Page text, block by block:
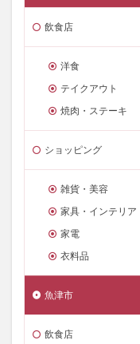
飲食店
洋食
テイクアウト
焼肉・ステーキ
ショッピング
雑貨・美容
家具・インテリア
家電
衣料品
魚津市
飲食店